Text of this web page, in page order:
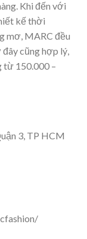
Khi đến với
kế thời
mơ, MARC đều
cũng hợp lý,
từ 150.000 –
3, TP HCM